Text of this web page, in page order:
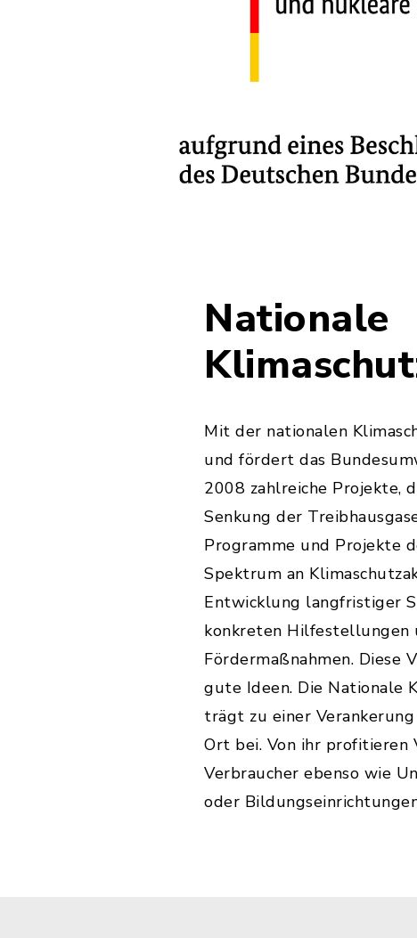
Nationale
Mit der nationalen
und fördert das
2008 zahlreiche Projekte,
Senkung der
Programme und Projekte
Spektrum an
Entwicklung langfristiger
konkreten Hilfestellungen
Fördermaßnahmen. Diese
gute Ideen. Die Nationale
trägt zu einer
Ort bei. Von ihr profitieren
Verbraucher ebenso wie
oder